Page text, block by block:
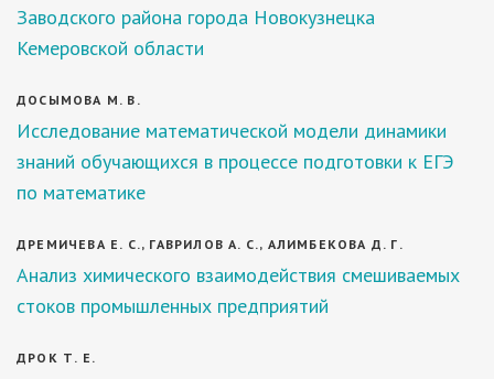
Заводского района города Новокузнецка
Кемеровской области
ДОСЫМОВА М. В.
Исследование математической модели динамики
знаний обучающихся в процессе подготовки к ЕГЭ
по математике
ДРЕМИЧЕВА Е. С., ГАВРИЛОВ А. С., АЛИМБЕКОВА Д. Г.
Анализ химического взаимодействия смешиваемых
стоков промышленных предприятий
ДРОК Т. Е.